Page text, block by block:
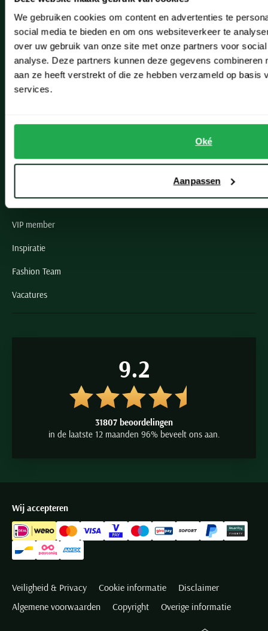
We gebruiken cookies om content en advertenties te
social media te bieden en om ons websiteverkeer te
over uw gebruik van onze site met onze partners voor
analyse. Deze partners kunnen deze gegevens combineren
aan ze heeft verstrekt of die ze hebben verzameld op basis
services.
Oké
Aanpassen
Leiderdorp
Lisse
Noordwijk
Oegstgeest
Paul & Shark specialist
VIP member
Inspiratie
Fashion Team
Vacatures
9.2
31807 beoordelingen
in de laatste 12 maanden 96% beveelt ons aan.
Wij accepteren
Veiligheid & Privacy Cookie informatie
Disclaimer
Algemene voorwaarden
Copyright Overige informatie